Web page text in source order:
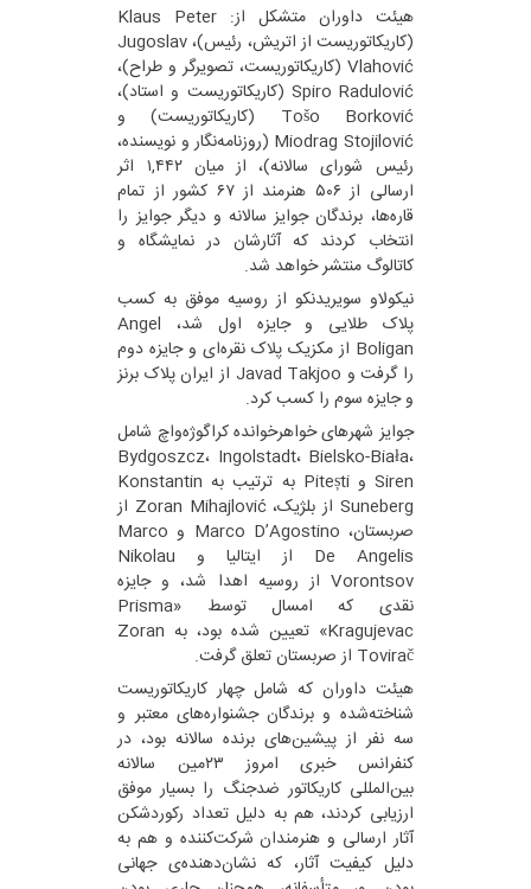
هیئت داوران متشکل از: Klaus Peter
(کاریکاتوریست از اتریش، رئیس)، Jugoslav
Vlahović (کاریکاتوریست، تصویرگر و طراح)،
Spiro Radulović (کاریکاتوریست و استاد)،
Tošo Borković (کاریکاتوریست) و
Miodrag Stojilović (روزنامه‌نگار و نویسنده،
رئیس شورای سالانه)، از میان ۱,۴۴۲ اثر
ارسالی از ۵۰۶ هنرمند از ۶۷ کشور از تمام
قاره‌ها، برندگان جوایز سالانه و دیگر جوایز را
انتخاب کردند که آثارشان در نمایشگاه و
کاتالوگ منتشر خواهد شد.
نیکولاو سویریدنکو از روسیه موفق به کسب
پلاک طلایی و جایزه اول شد، Angel
Boligan از مکزیک پلاک نقره‌ای و جایزه دوم
را گرفت و Javad Takjoo از ایران پلاک برنز
و جایزه سوم را کسب کرد.
جوایز شهرهای خواهرخوانده کراگوژه‌واچ شامل
Bydgoszcz، Ingolstadt، Bielsko-Biała،
Siren و Pitești به ترتیب به Konstantin
Suneberg از بلژیک، Zoran Mihajlović از
صربستان، Marco D’Agostino و Marco
De Angelis از ایتالیا و Nikolau
Vorontsov از روسیه اهدا شد، و جایزه
نقدی که امسال توسط «Prisma
Kragujevac» تعیین شده بود، به Zoran
Tovirač از صربستان تعلق گرفت.
هیئت داوران که شامل چهار کاریکاتوریست
شناخته‌شده و برندگان جشنواره‌های معتبر و
سه نفر از پیشین‌های برنده سالانه بود، در
کنفرانس خبری امروز ۲۳مین سالانه
بین‌المللی کاریکاتور ضدجنگ را بسیار موفق
ارزیابی کردند، هم به دلیل تعداد رکوردشکن
آثار ارسالی و هنرمندان شرکت‌کننده و هم به
دلیل کیفیت آثار، که نشان‌دهنده‌ی جهانی